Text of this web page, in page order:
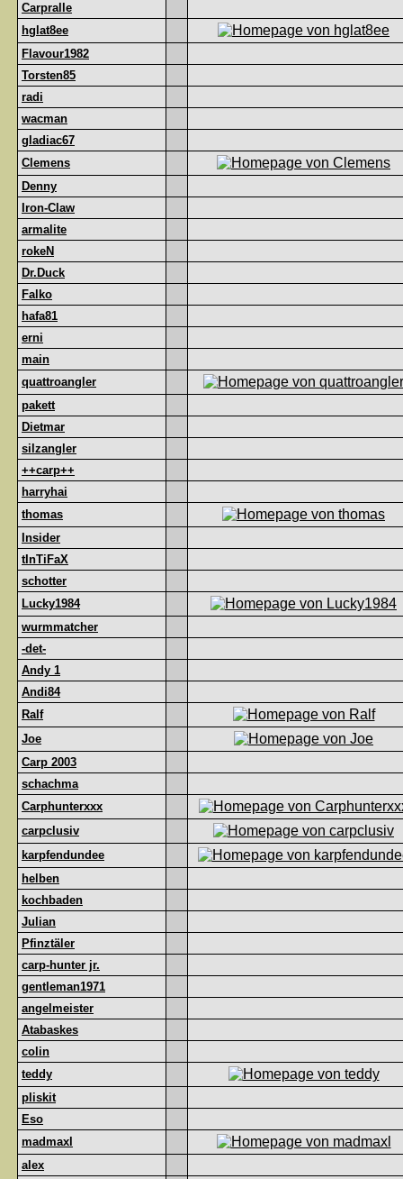
Carpralle
hglat8ee
Flavour1982
Torsten85
radi
wacman
gladiac67
Clemens
Denny
Iron-Claw
armalite
rokeN
Dr.Duck
Falko
hafa81
erni
main
quattroangler
pakett
Dietmar
silzangler
++carp++
harryhai
thomas
Insider
tInTiFaX
schotter
Lucky1984
wurmmatcher
-det-
Andy 1
Andi84
Ralf
Joe
Carp 2003
schachma
Carphunterxxx
carpclusiv
karpfendundee
helben
kochbaden
Julian
Pfinztäler
carp-hunter jr.
gentleman1971
angelmeister
Atabaskes
colin
teddy
pliskit
Eso
madmaxl
alex